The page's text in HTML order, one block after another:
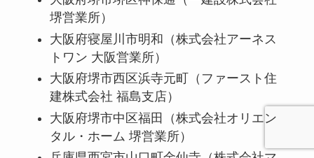
堺営業所）
大阪府寝屋川市明和（株式会社アーネス
トワン 大阪営業所）
大阪府堺市西区浜寺元町（ファースト住
建株式会社 福島支店）
大阪府堺市中区福田（株式会社オリエン
タル・ホーム 堺営業所）